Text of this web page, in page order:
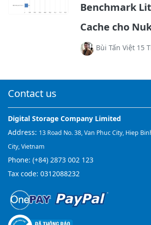
Benchmark
Cache cho
Bùi Tấn Việt 15
Contact us
Digital Storage Company Limited
Address: 13 Road No. 38, Van Phuc City, Hiep
City, Vietnam
Phone: (+84) 2873 002 123
Tax code: 0312088232